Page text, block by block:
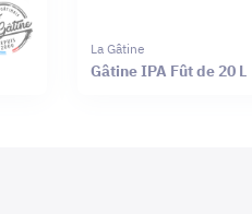
La Gâtine
Gâtine IPA Fût de 20 L